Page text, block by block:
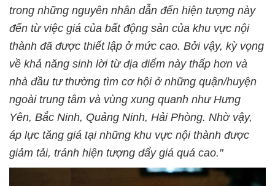
trong những nguyên nhân dẫn đến hiện tượng này
đến từ việc giá của bất động sản của khu vực nội
thành đã được thiết lập ở mức cao. Bởi vậy, kỳ vọng
về khả năng sinh lời từ địa điểm này thấp hơn và
nhà đầu tư thường tìm cơ hội ở những quận/huyện
ngoài trung tâm và vùng xung quanh như Hưng
Yên, Bắc Ninh, Quảng Ninh, Hải Phòng. Nhờ vậy,
áp lực tăng giá tại những khu vực nội thành được
giảm tải, tránh hiện tượng đẩy giá quá cao."